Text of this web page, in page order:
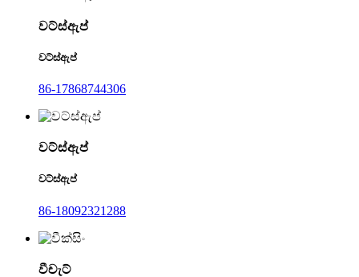
වට්ස්ඇප්
වට්ස්ඇප්
86-17868744306
වට්ස්ඇප්
වට්ස්ඇප්
86-18092321288
වීචැට්